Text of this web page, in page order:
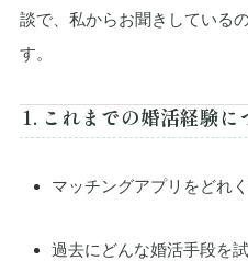
談で、私からお聞きしている
す。
1. これまでの婚活経験に
マッチングアプリをどれ
過去にどんな婚活手段を